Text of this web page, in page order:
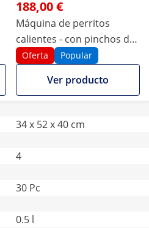
188,00 €
Máquina de perritos
calientes - con pinchos de
tostado
Oferta Popular
Ver producto
34 x 52 x 40 cm
4
30 Pc
0.5 l